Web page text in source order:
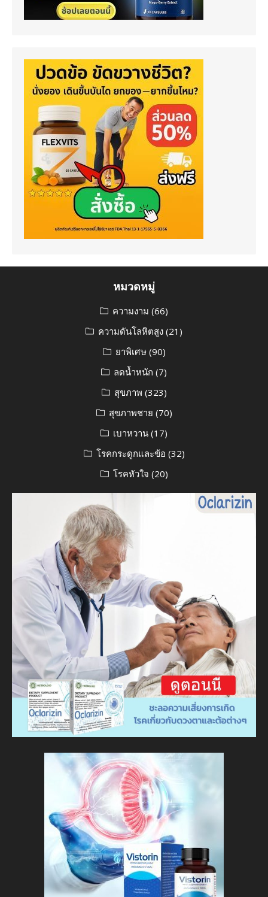
หมวดหมู่
ความงาม (66)
ความดันโลหิตสูง (21)
ยาพิเศษ(90)
ลดน้ำหนัก (7)
สุขภาพ (323)
สุขภาพชาย (70)
เบาหวาน (17)
โรคกระดูกและข้อ (32)
โรคหัวใจ (20)